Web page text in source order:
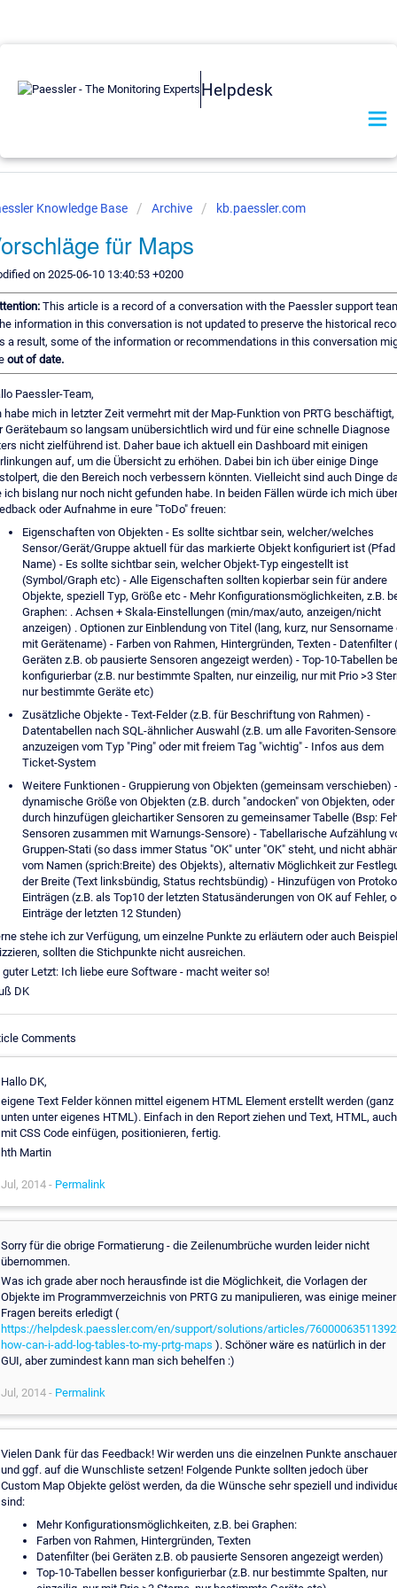
Helpdesk
Knowledge Base Archive kb.paessler.com
für Maps
on 2025-06-10 13:40:53 +0200
This article is a record of a conversation with the Paessler support
information in this conversation is not updated to preserve the historical
a result, some of the information or recommendations in this conversation
out of date.
Paessler-Team,
habe mich in letzter Zeit vermehrt mit der Map-Funktion von PRTG beschäftigt,
Gerätebaum so langsam unübersichtlich wird und für eine schnelle Diagnose
nicht zielführend ist. Daher baue ich aktuell ein Dashboard mit einigen
auf, um die Übersicht zu erhöhen. Dabei bin ich über einige Dinge
die den Bereich noch verbessern könnten. Vielleicht sind auch Dinge
ich bislang nur noch nicht gefunden habe. In beiden Fällen würde ich mich über
oder Aufnahme in eure "ToDo" freuen:
Eigenschaften von Objekten - Es sollte sichtbar sein, welcher/welches
Sensor/Gerät/Gruppe aktuell für das markierte Objekt konfiguriert ist (Pfad
Name) - Es sollte sichtbar sein, welcher Objekt-Typ eingestellt ist
(Symbol/Graph etc) - Alle Eigenschaften sollten kopierbar sein für andere
Objekte, speziell Typ, Größe etc - Mehr Konfigurationsmöglichkeiten, z.B.
Graphen: . Achsen + Skala-Einstellungen (min/max/auto, anzeigen/nicht
anzeigen) . Optionen zur Einblendung von Titel (lang, kurz, nur Sensorname
mit Gerätename) - Farben von Rahmen, Hintergründen, Texten - Datenfilter
Geräten z.B. ob pausierte Sensoren angezeigt werden) - Top-10-Tabellen
konfigurierbar (z.B. nur bestimmte Spalten, nur einzeilig, nur mit Prio >3
nur bestimmte Geräte etc)
Zusätzliche Objekte - Text-Felder (z.B. für Beschriftung von Rahmen) -
Datentabellen nach SQL-ähnlicher Auswahl (z.B. um alle Favoriten-
anzuzeigen vom Typ "Ping" oder mit freiem Tag "wichtig" - Infos aus dem
Ticket-System
Weitere Funktionen - Gruppierung von Objekten (gemeinsam verschieben) -
dynamische Größe von Objekten (z.B. durch "andocken" von Objekten, oder
durch hinzufügen gleichartiker Sensoren zu gemeinsamer Tabelle (Bsp:
Sensoren zusammen mit Warnungs-Sensore) - Tabellarische Aufzählung
Gruppen-Stati (so dass immer Status "OK" unter "OK" steht, und nicht
vom Namen (sprich:Breite) des Objekts), alternativ Möglichkeit zur
der Breite (Text linksbündig, Status rechtsbündig) - Hinzufügen von
Einträgen (z.B. als Top10 der letzten Statusänderungen von OK auf Fehler,
Einträge der letzten 12 Stunden)
stehe ich zur Verfügung, um einzelne Punkte zu erläutern oder auch
sollten die Stichpunkte nicht ausreichen.
guter Letzt: Ich liebe eure Software - macht weiter so!
DK
Comments
Hallo DK,
eigene Text Felder können mittel eigenem HTML Element erstellt werden (ganz
unten unter eigenes HTML). Einfach in den Report ziehen und Text, HTML, auch
mit CSS Code einfügen, positionieren, fertig.
hth Martin
Jul, 2014 - Permalink
Sorry für die obrige Formatierung - die Zeilenumbrüche wurden leider nicht
übernommen.
Was ich grade aber noch herausfinde ist die Möglichkeit, die Vorlagen der
Objekte im Programmverzeichnis von PRTG zu manipulieren, was einige meiner
Fragen bereits erledigt (
https://helpdesk.paessler.com/en/support/solutions/articles/
how-can-i-add-log-tables-to-my-prtg-maps ). Schöner wäre es natürlich in der
GUI, aber zumindest kann man sich behelfen :)
Jul, 2014 - Permalink
Vielen Dank für das Feedback! Wir werden uns die einzelnen Punkte
und ggf. auf die Wunschliste setzen! Folgende Punkte sollten jedoch über
Custom Map Objekte gelöst werden, da die Wünsche sehr speziell und
sind:
Mehr Konfigurationsmöglichkeiten, z.B. bei Graphen:
Farben von Rahmen, Hintergründen, Texten
Datenfilter (bei Geräten z.B. ob pausierte Sensoren angezeigt werden)
Top-10-Tabellen besser konfigurierbar (z.B. nur bestimmte Spalten, nur